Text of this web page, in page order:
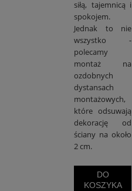
siłą, tajemnicą i
spokojem.
Jednak to nie
wszystko -
polecamy
montaż na
ozdobnych
dystansach
montażowych,
które odsuwają
dekorację od
ściany na około
2 cm.
DO
KOSZYKA